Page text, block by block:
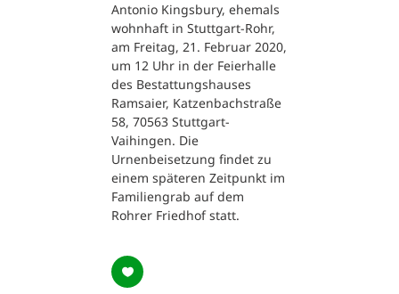
Antonio Kingsbury, ehemals
wohnhaft in Stuttgart-Rohr,
am Freitag, 21. Februar 2020,
um 12 Uhr in der Feierhalle
des Bestattungshauses
Ramsaier, Katzenbachstraße
58, 70563 Stuttgart-
Vaihingen. Die
Urnenbeisetzung findet zu
einem späteren Zeitpunkt im
Familiengrab auf dem
Rohrer Friedhof statt.